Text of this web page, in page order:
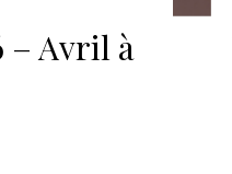
– Avril à